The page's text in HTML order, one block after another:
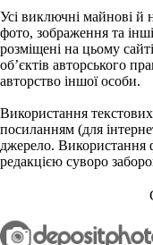
Усі виключні майнові й
фото, зображення та
розміщені на цьому
об’єктів авторського
авторство іншої особи.
Використання
посиланням (для
джерело. Використання
редакцією суворо